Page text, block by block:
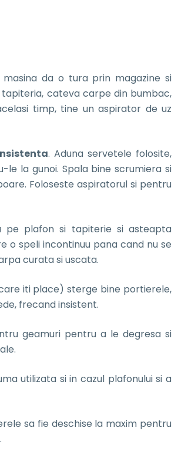
da o tura prin magazine si
cateva carpe din bumbac,
timp, tine un aspirator de uz
. Aduna servetele folosite,
la gunoi. Spala bine scrumiera si
Foloseste aspiratorul si pentru
pe plafon si tapiterie si asteapta
o speli incontinuu pana cand nu se
curata si uscata.
iti place) sterge bine portierele,
frecand insistent.
geamuri pentru a le degresa si
utilizata si in cazul plafonului si a
sa fie deschise la maxim pentru